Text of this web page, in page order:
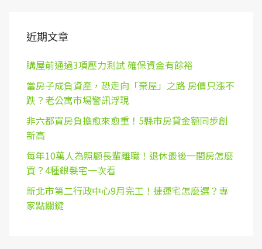
近期文章
購屋前通過3項壓力測試 確保資金有餘裕
當房子成負資產，恐走向「棄屋」之路 房價只漲不
跌？老公寓市場警訊浮現
非六都買房負擔愈來愈重！5縣市房貸金額同步創
新高
每年10萬人為照顧長輩離職！退休最後一間房怎麼
買？4種銀髮宅一次看
新北市第二行政中心9月完工！捷運宅怎麼選？專
家點關鍵